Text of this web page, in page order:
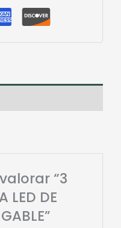
“3
LED DE